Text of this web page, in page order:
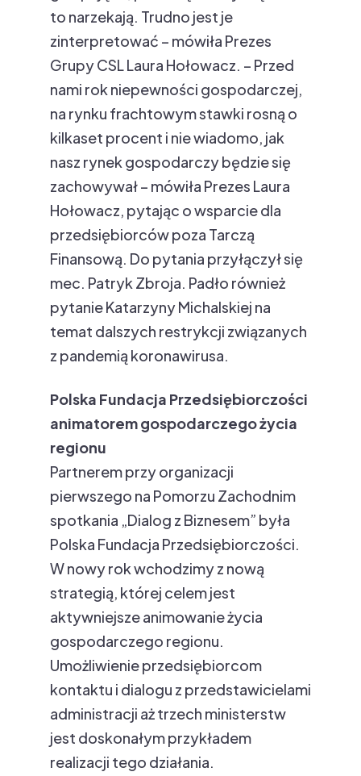
to narzekają. Trudno jest je
zinterpretować – mówiła Prezes
Grupy CSL Laura Hołowacz. – Przed
nami rok niepewności gospodarczej,
na rynku frachtowym stawki rosną o
kilkaset procent i nie wiadomo, jak
nasz rynek gospodarczy będzie się
zachowywał – mówiła Prezes Laura
Hołowacz, pytając o wsparcie dla
przedsiębiorców poza Tarczą
Finansową. Do pytania przyłączył się
mec. Patryk Zbroja. Padło również
pytanie Katarzyny Michalskiej na
temat dalszych restrykcji związanych
z pandemią koronawirusa.
Polska Fundacja Przedsiębiorczości
animatorem gospodarczego życia
regionu
Partnerem przy organizacji
pierwszego na Pomorzu Zachodnim
spotkania „Dialog z Biznesem” była
Polska Fundacja Przedsiębiorczości.
W nowy rok wchodzimy z nową
strategią, której celem jest
aktywniejsze animowanie życia
gospodarczego regionu.
Umożliwienie przedsiębiorcom
kontaktu i dialogu z przedstawicielami
administracji aż trzech ministerstw
jest doskonałym przykładem
realizacji tego działania.